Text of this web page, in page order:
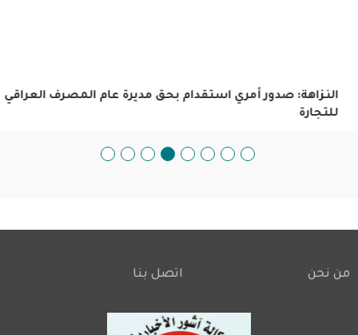
النزاهة: صدور أمري استقدام بحق مديرة عام المصرف العراقي
للتجارة
Footer
من نحن اتصل بنا